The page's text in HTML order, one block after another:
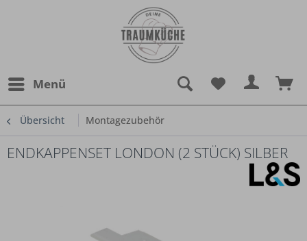
Menü
Übersicht Montagezubehör
ENDKAPPENSET LONDON (2 STÜCK) SILBER